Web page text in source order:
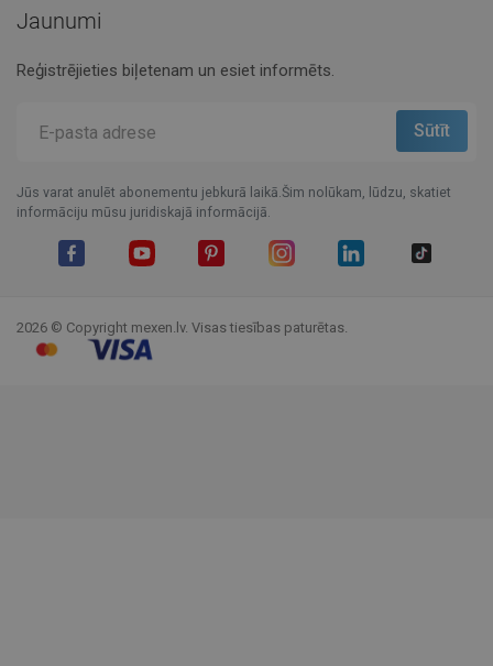
Jaunumi
Reģistrējieties biļetenam un esiet informēts.
Jūs varat anulēt abonementu jebkurā laikā.Šim nolūkam, lūdzu, skatiet
informāciju mūsu juridiskajā informācijā.
2026 © Copyright mexen.lv. Visas tiesības paturētas.